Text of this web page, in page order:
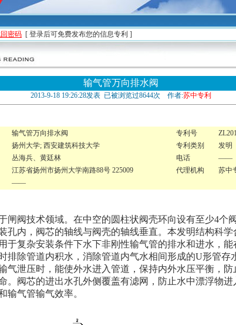
密码 [ 登录后可免费发布您的信息专利 ]
输气管万向排水阀
2013-9-18 19:26:28发表 已被浏览过8644次 作者:苏中专利
输气管万向排水阀 专利号
扬州大学; 西安建筑科技大学 专利类别
发明
丛海兵、黄廷林 电话
——
江苏省扬州市扬州大学南路88号 225009 代理机构
苏中
——
闸阀技术领域。在中空的圆柱状阀壳环向设有至少4个
孔内，阀芯的轴线与阀壳的轴线垂直。本发明结构科
于复杂安装条件下水下非刚性输气管的排水和进水，
排除管道内积水，消除管道内气水相间形成的U形管存
气泄压时，能使外水进入管道，保持内外水压平衡，
。阀芯的进出水孔外侧覆盖有滤网，防止水中漂浮物
输气管输气效率。